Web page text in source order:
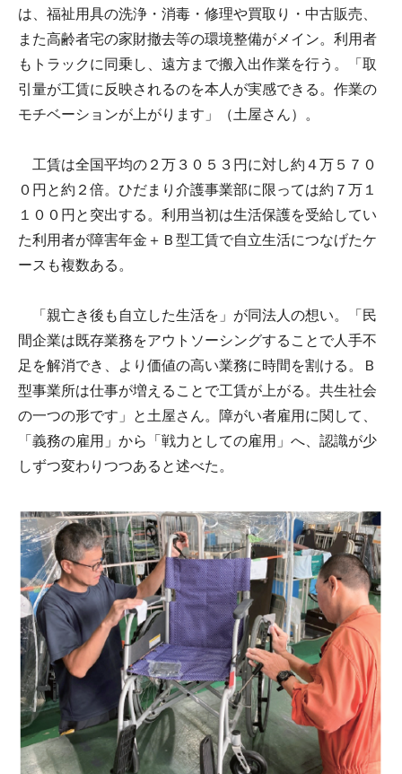
は、福祉用具の洗浄・消毒・修理や買取り・中古販売、
また高齢者宅の家財撤去等の環境整備がメイン。利用者
もトラックに同乗し、遠方まで搬入出作業を行う。「取
引量が工賃に反映されるのを本人が実感できる。作業の
モチベーションが上がります」（土屋さん）。
工賃は全国平均の２万３０５３円に対し約４万５７０
０円と約２倍。ひだまり介護事業部に限っては約７万１
１００円と突出する。利用当初は生活保護を受給してい
た利用者が障害年金＋Ｂ型工賃で自立生活につなげたケ
ースも複数ある。
「親亡き後も自立した生活を」が同法人の想い。「民
間企業は既存業務をアウトソーシングすることで人手不
足を解消でき、より価値の高い業務に時間を割ける。Ｂ
型事業所は仕事が増えることで工賃が上がる。共生社会
の一つの形です」と土屋さん。障がい者雇用に関して、
「義務の雇用」から「戦力としての雇用」へ、認識が少
しずつ変わりつつあると述べた。